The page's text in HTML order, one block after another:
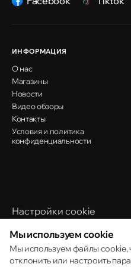
улица
Кишинёв
Хынчештское
ИНФОРМАЦИЯ
О нас
Магазины
Новости
Видео обзоры
Контакты
Условия и политика
конфиденциальности
Настройки cookie
© 2013 – 2026 ECOM
Мы используем cookie
Мы используем файлы cookie,
отклонить или настроить